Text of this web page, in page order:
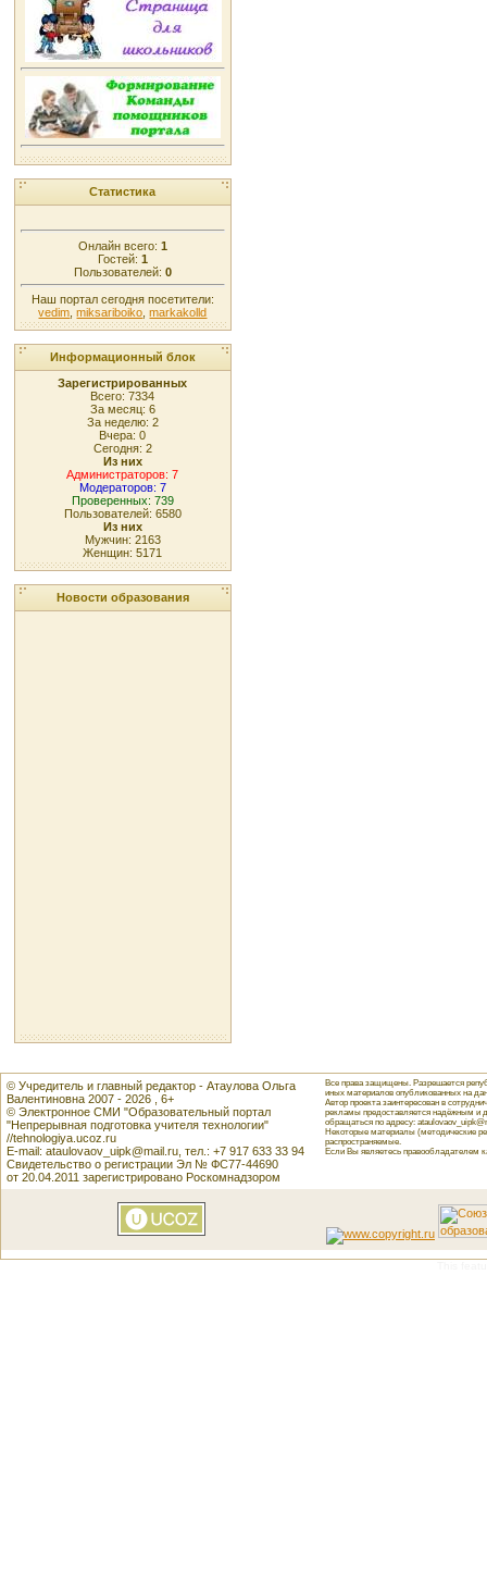
Статистика
Онлайн всего: 1
Гостей: 1
Пользователей: 0
Наш портал сегодня посетители:
vedim ,miksariboiko ,markakolld
Информационный блок
Зарегистрированных
Всего: 7334
За месяц: 6
За неделю: 2
Вчера: 0
Сегодня: 2
Из них
Администраторов: 7
Модераторов: 7
Проверенных: 739
Пользователей: 6580
Из них
Мужчин: 2163
Женщин: 5171
Новости образования
© Учредитель и главный редактор - Атаулова Ольга
Валентиновна 2007 - 2026 , 6+
© Электронное СМИ "Образовательный портал
"Непрерывная подготовка учителя технологии"
//tehnologiya.ucoz.ru
E-mail: ataulovaov_uipk@mail.ru, тел.: +7 917 633 33 94
Свидетельство о регистрации Эл № ФС77-44690
от 20.04.2011 зарегистрировано Роскомнадзором
Все права защищены. Разрешается
иных материалов опубликованных на
Автор проекта заинтересован в
рекламы предоставляется надёжным и
обращаться по адресу:
Некоторые материалы (методические
распространяемые.
Если Вы являетесь правообладателем